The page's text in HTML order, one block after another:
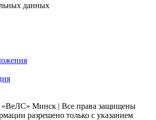
данных
Минск | Все права защищены
разрешено только с указанием